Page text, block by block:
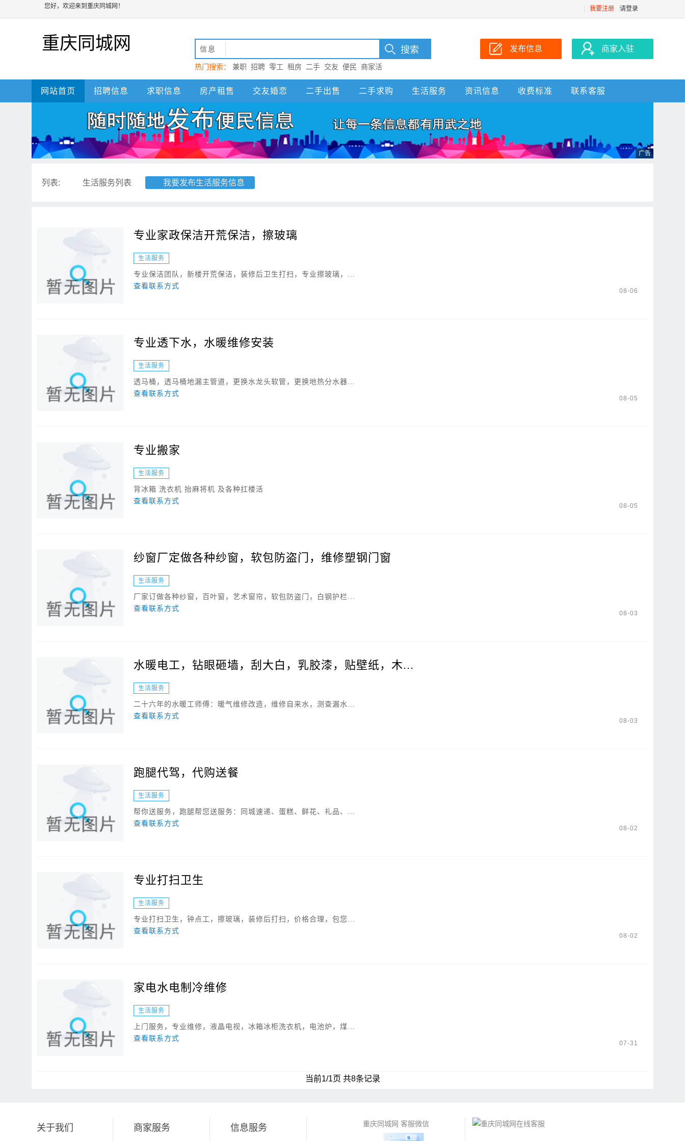
您好，欢迎来到重庆同城网！ 我要注册 请登录
重庆同城网 信息
热门搜索： 兼职 招聘 零工 租房 二手 交友 便民
商家活
动 重庆
发布信息 商家入驻
网站首页 招聘信息 求职信息 房产租售 交友婚恋 二手出售 二手求购 生活服务 资讯信息 收费标准 联系客服
列表: 生活服务列表 我要发布生活服务信息
08-06
专业家政保洁开荒保洁，擦玻璃
生活服务
专业保洁团队，新楼开荒保洁，装修后卫生打扫，专业擦玻璃，...
查看联系方式
08-05
专业透下水，水暖维修安装
生活服务
透马桶，透马桶地漏主管道，更换水龙头软管，更换地热分水器...
查看联系方式
08-05
专业搬家
生活服务
背冰箱 洗衣机 抬麻将机 及各种扛楼活
查看联系方式
08-03
纱窗厂定做各种纱窗，软包防盗门，维修塑钢门窗
生活服务
厂家订做各种纱窗，百叶窗，艺术窗帘，软包防盗门，白钢护栏...
查看联系方式
08-03
水暖电工，钻眼砸墙，刮大白，乳胶漆，贴壁纸，木...
生活服务
二十六年的水暖工师傅：暖气维修改造，维修自来水，测查漏水...
查看联系方式
08-02
跑腿代驾，代购送餐
生活服务
帮你送服务，跑腿帮您送服务：同城速递、蛋糕、鲜花、礼品、...
查看联系方式
08-02
专业打扫卫生
生活服务
专业打扫卫生，钟点工，擦玻璃，装修后打扫，价格合理，包您...
查看联系方式
07-31
家电水电制冷维修
生活服务
上门服务，专业维修，液晶电视，冰箱冰柜洗衣机，电池炉，煤...
查看联系方式
当前1/1页 共8条记录
关于我们 商家服务 信息服务 重庆同城网 客服微信